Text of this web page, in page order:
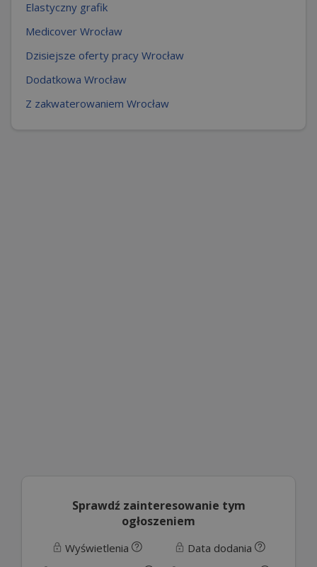
Elastyczny grafik
Medicover Wrocław
Dzisiejsze oferty pracy Wrocław
Dodatkowa Wrocław
Z zakwaterowaniem Wrocław
Sprawdź zainteresowanie tym
ogłoszeniem
Wyświetlenia
Data dodania